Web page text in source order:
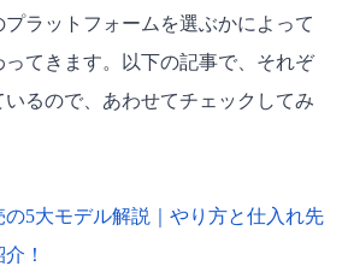
ラットフォームを選ぶかによって
てきます。以下の記事で、それぞ
るので、あわせてチェックしてみ
の5大モデル解説｜やり方と仕入れ先
！